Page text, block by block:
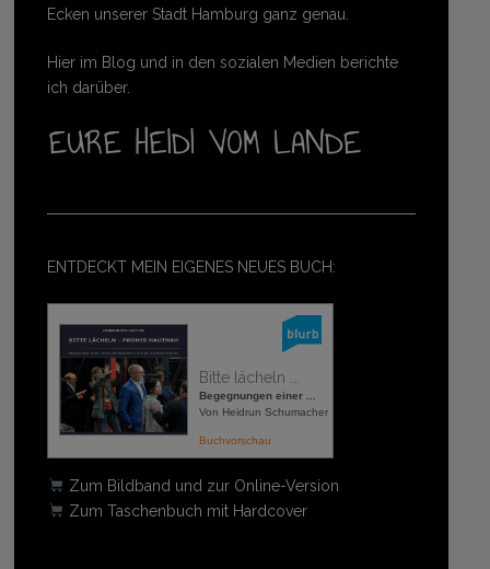
Ecken unserer Stadt Hamburg ganz genau.
Hier im Blog und in den sozialen Medien berichte
ich darüber.
ENTDECKT MEIN EIGENES NEUES BUCH:
Bitte lächeln ...
Begegnungen einer ...
Von Heidrun Schumacher
Buchvorschau
Zum Bildband und zur Online-Version
Zum Taschenbuch mit Hardcover